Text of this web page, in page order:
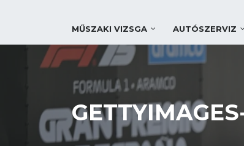
MŰSZAKI VIZSGA AUTÓSZERVIZ